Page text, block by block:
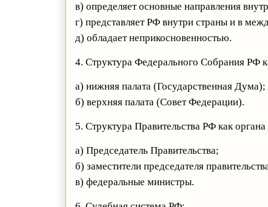
в) определяет основные направления
г) представляет РФ внутри страны и в
д) обладает неприкосновенностью.
4. Структура Федерального Собрания РФ
а) нижняя палата (Государственная Дума);
б) верхняя палата (Совет Федерации).
5. Структура Правительства РФ как
а) Председатель Правительства;
б) заместители председателя
в) федеральные министры.